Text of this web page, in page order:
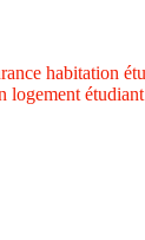
habitation
logement